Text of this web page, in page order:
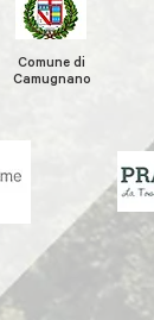
Comune di
Camugnano